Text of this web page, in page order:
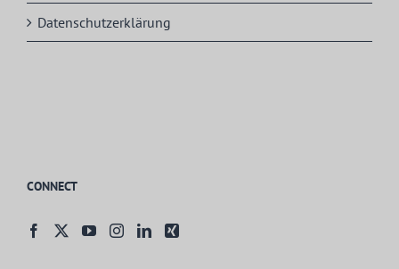
Datenschutzerklärung
CONNECT